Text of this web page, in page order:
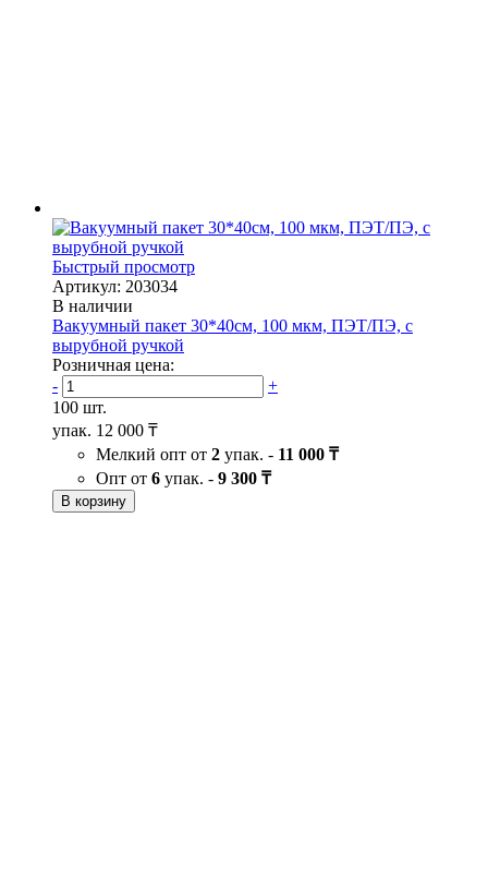
Быстрый просмотр
Артикул: 203034
В наличии
Вакуумный пакет 30*40см, 100 мкм, ПЭТ/ПЭ, с
вырубной ручкой
Розничная цена:
-
+
100 шт.
упак. 12 000 ₸
Мелкий опт от 2 упак. - 11 000 ₸
Опт от 6 упак. - 9 300 ₸
В корзину